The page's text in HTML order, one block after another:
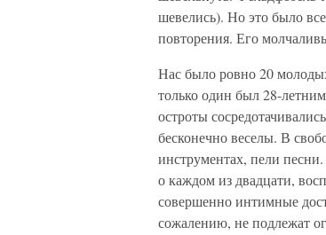
шевелись). Но это было
повторения. Его
Нас было ровно 20
только один был 28-
остроты
бесконечно веселы. В
инструментах, пели
о каждом из двадцати,
совершенно интимные
сожалению, не подлежат